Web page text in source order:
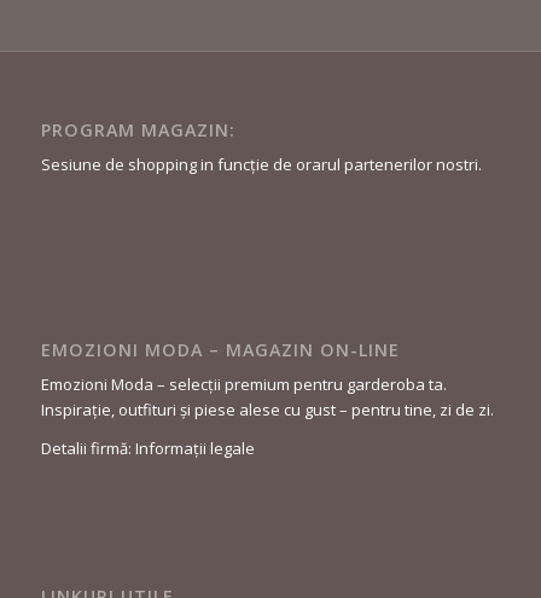
PROGRAM MAGAZIN:
Sesiune de shopping in funcție de orarul partenerilor nostri.
EMOZIONI MODA – MAGAZIN ON-LINE
Emozioni Moda – selecții premium pentru garderoba ta.
Inspirație, outfituri și piese alese cu gust – pentru tine, zi de zi.
Detalii firmă: Informații legale